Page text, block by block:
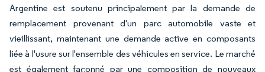
Argentine est soutenu principalement par la demande de
remplacement provenant d'un parc automobile vaste et
vieillissant, maintenant une demande active en composants
liée à l'usure sur l'ensemble des véhicules en service. Le marché
est également façonné par une composition de nouveaux